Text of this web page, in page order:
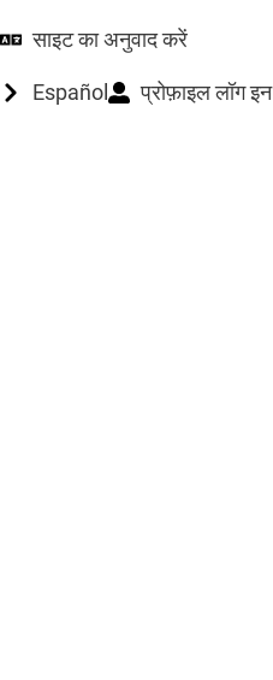
साइट का अनुवाद करें
Español प्रोफ़ाइल लॉग इन